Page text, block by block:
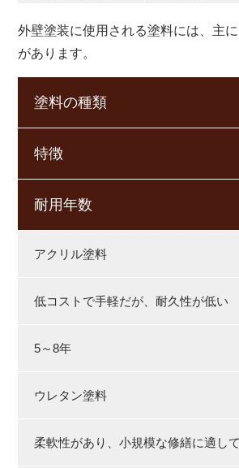
外壁塗装に使用される塗料には、主
があります。
塗料の種類
特徴
耐用年数
アクリル塗料
低コストで手軽だが、耐久性が低い
5～8年
ウレタン塗料
柔軟性があり、小規模な修繕に適し